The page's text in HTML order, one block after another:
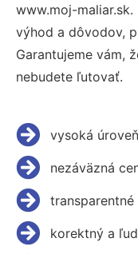
www.moj-
výhod a dôvodov,
Garantujeme vám,
nebudete ľutovať.
vysoká
nezáväzná
korektný a